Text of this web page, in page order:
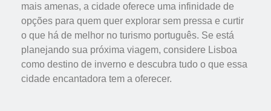
mais amenas, a cidade oferece uma infinidade de
opções para quem quer explorar sem pressa e curtir
o que há de melhor no turismo português. Se está
planejando sua próxima viagem, considere Lisboa
como destino de inverno e descubra tudo o que essa
cidade encantadora tem a oferecer.